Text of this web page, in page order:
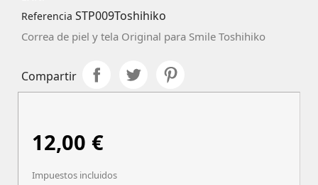
Referencia STP009Toshihiko
Correa de piel y tela Original para Smile Toshihiko
Compartir
12,00 €
Impuestos incluidos